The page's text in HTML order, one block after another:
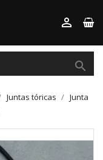


Juntas tóricas
Junta